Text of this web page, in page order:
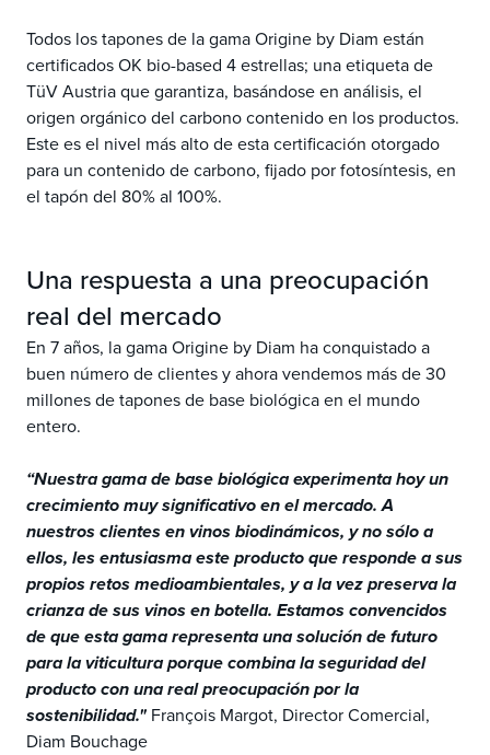
Todos los tapones de la gama Origine by Diam están
certificados OK bio-based 4 estrellas; una etiqueta de
TüV Austria que garantiza, basándose en análisis, el
origen orgánico del carbono contenido en los productos.
Este es el nivel más alto de esta certificación otorgado
para un contenido de carbono, fijado por fotosíntesis, en
el tapón del 80% al 100%.
Una respuesta a una preocupación
real del mercado
En 7 años, la gama Origine by Diam ha conquistado a
buen número de clientes y ahora vendemos más de 30
millones de tapones de base biológica en el mundo
entero.
“Nuestra gama de base biológica experimenta hoy un
crecimiento muy significativo en el mercado. A
nuestros clientes en vinos biodinámicos, y no sólo a
ellos, les entusiasma este producto que responde a sus
propios retos medioambientales, y a la vez preserva la
crianza de sus vinos en botella. Estamos convencidos
de que esta gama representa una solución de futuro
para la viticultura porque combina la seguridad del
producto con una real preocupación por la
sostenibilidad." François Margot, Director Comercial,
Diam Bouchage